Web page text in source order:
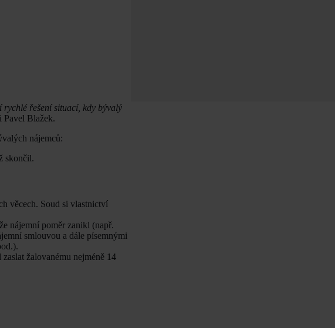
řešení situací, kdy bývalý
Pavel Blažek.
nájemců:
skončil.
věcech. Soud si vlastnictví
nájemní poměr zanikl (např.
smlouvou a dále písemnými
žalovanému nejméně 14